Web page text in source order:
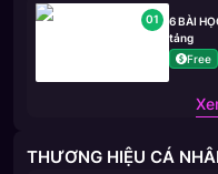
01
6 BÀI
tảng
Free
THƯƠNG HIỆU CÁ